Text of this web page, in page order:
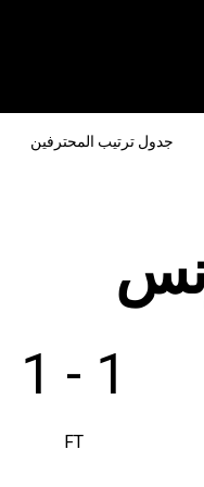
جدول ترتيب المحترفين
1
-
1
FT